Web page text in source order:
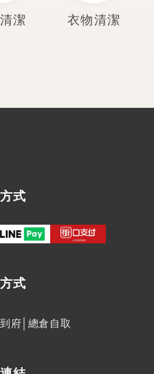
潔 衣物清潔
式
式
府│總倉自取